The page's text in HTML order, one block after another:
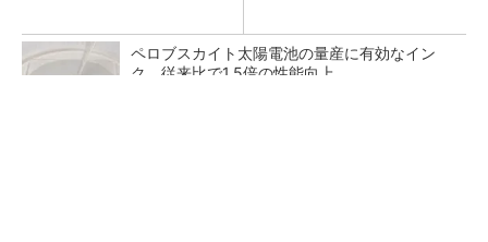
ペロブスカイト太陽電池の量産に有効なイン
ク、従来比で1.5倍の性能向上